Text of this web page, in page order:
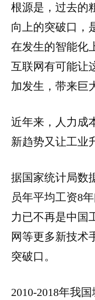
根源是，过去的
向上的突破口，
在发生的智能化
互联网有可能让
加发生，带来巨
近年来，人力成
新趋势又让工业
据国家统计局数
员年平均工资8
力已不再是中国
网等更多新技术
突破口。
2010-2018年我